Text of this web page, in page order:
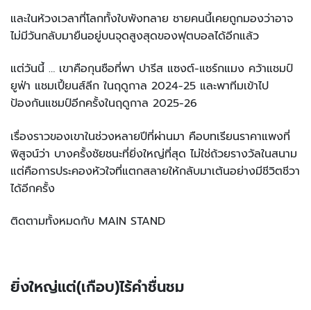
และในห้วงเวลาที่โลกทั้งใบพังทลาย ชายคนนี้เคยถูกมองว่าอาจ
ไม่มีวันกลับมายืนอยู่บนจุดสูงสุดของฟุตบอลได้อีกแล้ว
แต่วันนี้ … เขาคือกุนซือที่พา ปารีส แซงต์-แชร์กแมง คว้าแชมป์
ยูฟ่า แชมเปี้ยนส์ลีก ในฤดูกาล 2024-25 และพาทีมเข้าไป
ป้องกันแชมป์อีกครั้งในฤดูกาล 2025-26
เรื่องราวของเขาในช่วงหลายปีที่ผ่านมา คือบทเรียนราคาแพงที่
พิสูจน์ว่า บางครั้งชัยชนะที่ยิ่งใหญ่ที่สุด ไม่ใช่ถ้วยรางวัลในสนาม
แต่คือการประคองหัวใจที่แตกสลายให้กลับมาเต้นอย่างมีชีวิตชีวา
ได้อีกครั้ง
ติดตามทั้งหมดกับ MAIN STAND
ยิ่งใหญ่แต่(เกือบ)ไร้คำชื่นชม